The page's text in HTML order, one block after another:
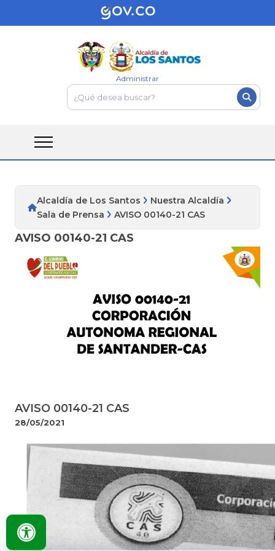
Administrar
Alcaldía de Los Santos
Nuestra Alcaldía
Sala de Prensa
AVISO 00140-21 CAS
AVISO 00140-21 CAS
AVISO 00140-21 CAS
28/05/2021